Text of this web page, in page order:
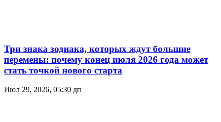
Три знака зодиака, которых ждут большие
перемены: почему конец июля 2026 года может
стать точкой нового старта
Июл 29, 2026, 05:30 дп